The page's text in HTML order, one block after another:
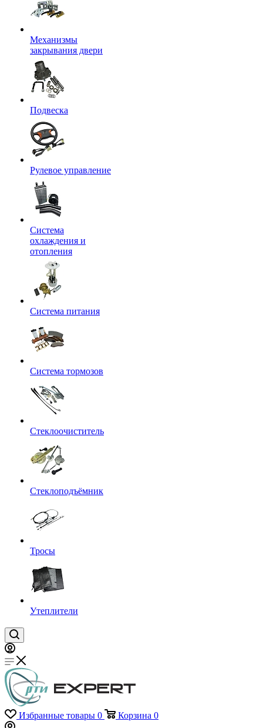
Механизмы
закрывания двери
Подвеска
Рулевое управление
Система
охлаждения и
отопления
Система питания
Система тормозов
Стеклоочиститель
Стеклоподъёмник
Тросы
Утеплители
Избранные товары 0 Корзина 0